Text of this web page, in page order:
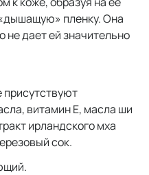
пленку. Она
не дает ей значительно
витамин Е, масла ши
ирландского мха
сок.